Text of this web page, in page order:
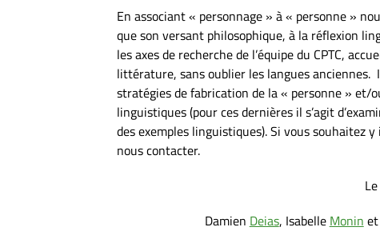
En associant « personnage » à « personne »
que son versant philosophique, à la réflexion
les axes de recherche de l’équipe du CPTC,
littérature, sans oublier les langues anciennes.
stratégies de fabrication de la « personne » et/
linguistiques (pour ces dernières il s’agit
des exemples linguistiques). Si vous souhaitez
nous contacter.
Damien Deias, Isabelle Monin